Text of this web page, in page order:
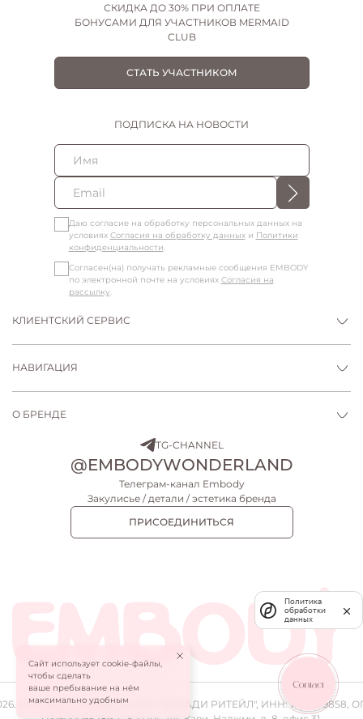
ПЛАТЬЕ МИДИ LEIA
26 900 ₽
18 900 ₽
СКИДКА ДО 30% ПРИ ОПЛАТЕ
БОНУСАМИ ДЛЯ УЧАСТНИКОВ MERMAID
CLUB
СТАТЬ УЧАСТНИКОМ
ПОДПИСКА НА НОВОСТИ
Даю согласие на обработку персональных данных на
условиях Согласия на обработку данныхи Политики
конфиденциальности.
Согласен(на) получать рекламные сообщения EMBODY
по электронной почте на условиях Согласия на
рассылку.
КЛИЕНТСКИЙ СЕРВИС
НАВИГАЦИЯ
О БРЕНДЕ
TG-CHANNEL
@EMBODYWONDERLAND
Телеграм-канал Embody
Закулисье / детали / эстетика бренда
ПРИСОЕДИНИТЬСЯ
Все права защищены. ЭМБАДИ РИТЕЙЛ", ИНН: 1655499858,
Сайт использует cookie-файлы,
чтобы сделать
ваше пребывание на нём
максимально удобным
Политика
обработки
данных